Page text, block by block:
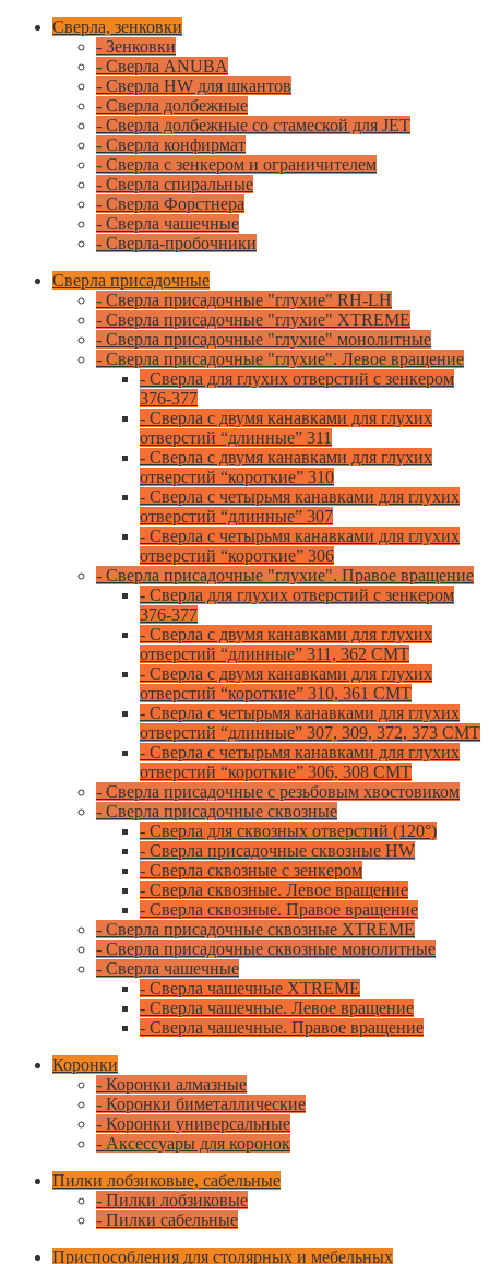
Сверла, зенковки
- Зенковки
- Сверла ANUBA
- Сверла HW для шкантов
- Сверла долбежные
- Сверла долбежные со стамеской для JET
- Сверла конфирмат
- Сверла с зенкером и ограничителем
- Сверла спиральные
- Сверла Форстнера
- Сверла чашечные
- Сверла-пробочники
Сверла присадочные
- Сверла присадочные "глухие" RH-LH
- Сверла присадочные "глухие" XTREME
- Сверла присадочные "глухие" монолитные
- Сверла присадочные "глухие". Левое вращение
- Сверла для глухих отверстий с зенкером
376-377
- Сверла с двумя канавками для глухих
отверстий “длинные” 311
- Сверла с двумя канавками для глухих
отверстий “короткие” 310
- Сверла с четырьмя канавками для глухих
отверстий “длинные” 307
- Сверла с четырьмя канавками для глухих
отверстий “короткие” 306
- Сверла присадочные "глухие". Правое вращение
- Сверла для глухих отверстий с зенкером
376-377
- Сверла с двумя канавками для глухих
отверстий “длинные” 311, 362 CMT
- Сверла с двумя канавками для глухих
отверстий “короткие” 310, 361 CMT
- Сверла с четырьмя канавками для глухих
отверстий “длинные” 307, 309, 372, 373 CMT
- Сверла с четырьмя канавками для глухих
отверстий “короткие” 306, 308 CMT
- Сверла присадочные с резьбовым хвостовиком
- Сверла присадочные сквозные
- Сверла для сквозных отверстий (120°)
- Сверла присадочные сквозные HW
- Сверла сквозные с зенкером
- Сверла сквозные. Левое вращение
- Сверла сквозные. Правое вращение
- Сверла присадочные сквозные XTREME
- Сверла присадочные сквозные монолитные
- Сверла чашечные
- Сверла чашечные XTREME
- Сверла чашечные. Левое вращение
- Сверла чашечные. Правое вращение
Коронки
- Коронки алмазные
- Коронки биметаллические
- Коронки универсальные
- Аксессуары для коронок
Пилки лобзиковые, сабельные
- Пилки лобзиковые
- Пилки сабельные
Приспособления для столярных и мебельных